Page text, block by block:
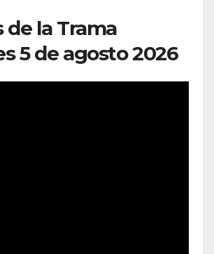
de la Trama
5 de agosto 2026